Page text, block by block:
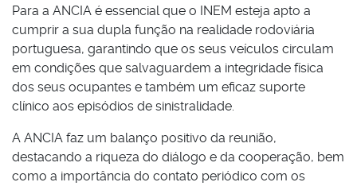
Para a ANCIA é essencial que o INEM esteja apto a
cumprir a sua dupla função na realidade rodoviária
portuguesa, garantindo que os seus veículos circulam
em condições que salvaguardem a integridade física
dos seus ocupantes e também um eficaz suporte
clínico aos episódios de sinistralidade.
A ANCIA faz um balanço positivo da reunião,
destacando a riqueza do diálogo e da cooperação, bem
como a importância do contato periódico com os